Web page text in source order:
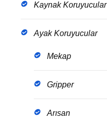
Kaynak Koruyucular
Ayak Koruyucular
Mekap
Gripper
Arısan